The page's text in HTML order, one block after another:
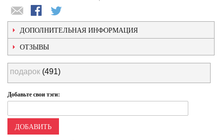
ДОПОЛНИТЕЛЬНАЯ ИНФОРМАЦИЯ
ОТЗЫВЫ
подарок (491)
Добавьте свои тэги:
ДОБАВИТЬ